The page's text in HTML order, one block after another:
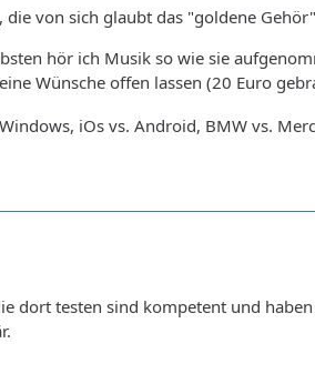
von sich glaubt das "goldene
hör ich Musik so wie sie
Wünsche offen lassen (20 Euro
iOs vs. Android, BMW vs.
dort testen sind kompetent und